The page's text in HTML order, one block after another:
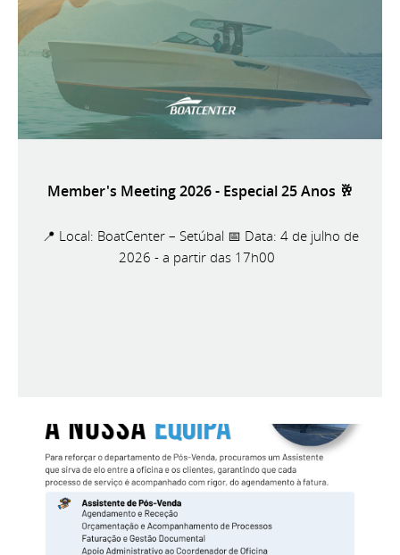
Member's Meeting 2026 - Especial 25 Anos 🥂
📍 Local: BoatCenter – Setúbal 📅 Data: 4 de julho de
2026 - a partir das 17h00